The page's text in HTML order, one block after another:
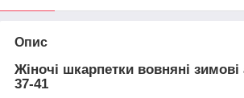
Опис
Жіночі шкарпетки вовняні зимові
37-41